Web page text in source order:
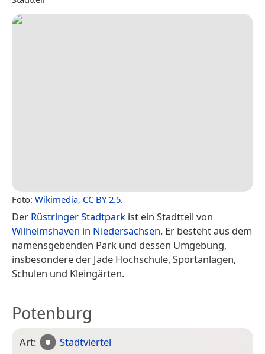
Foto: Wikimedia, CC BY 2.5.
Der Rüstringer Stadtpark ist ein Stadtteil von
Wilhelmshaven in Niedersachsen. Er besteht aus dem
namensgebenden Park und dessen Umgebung,
insbesondere der Jade Hochschule, Sportanlagen,
Schulen und Kleingärten.
Potenburg
Art:
Stadtviertel